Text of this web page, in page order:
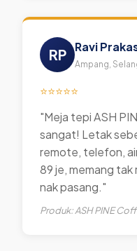
RP Ravi
Ampang,
⭐⭐⭐⭐⭐
"Meja tepi ASH
sangat! Letak
remote, telefon,
89 je, memang tak
nak pasang."
Produk: ASH PINE